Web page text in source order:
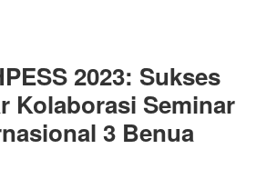
MAHASISWA
PROGRAM
KELANJUTAN
STUDI
2023: Sukses
Kolaborasi Seminar
3 Benua